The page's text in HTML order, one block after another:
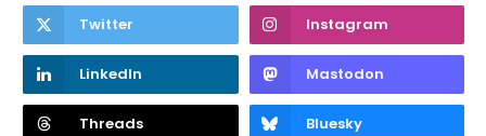
Twitter Instagram
LinkedIn Mastodon
Threads Bluesky